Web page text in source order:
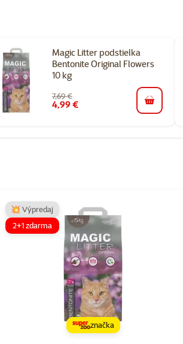
Magic Litter podstielka
Bentonite Original Flowers
10 kg
7,69 €
4,99 € do košíka
💥 Výpredaj
2+1 zdarma
značka